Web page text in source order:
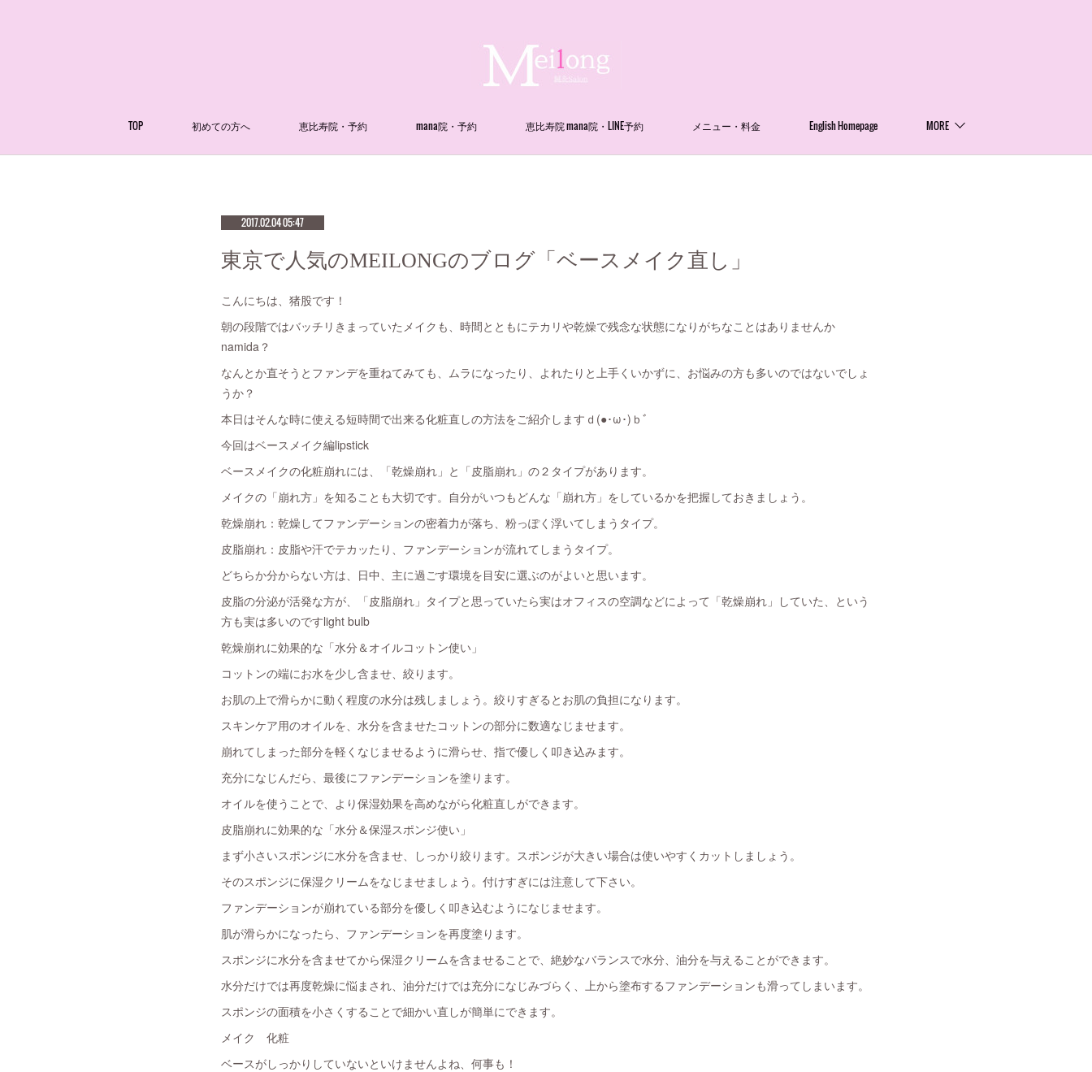
TOP 初めての方へ 恵比寿院・予約 mana院・予約 恵比寿院 mana院・LINE予約 メニュー・料金 English Homepage MORE
2017.02.04 05:47
東京で人気のMEILONGのブログ「ベースメイク直し」
こんにちは、猪股です！
朝の段階ではバッチリきまっていたメイクも、時間とともにテカリや乾燥で残念な状態になりがちなことはありませんか
namida？
なんとか直そうとファンデを重ねてみても、ムラになったり、よれたりと上手くいかずに、お悩みの方も多いのではないでしょ
うか？
本日はそんな時に使える短時間で出来る化粧直しの方法をご紹介しますｄ(●･ω･)ｂﾞ
今回はベースメイク編lipstick
ベースメイクの化粧崩れには、「乾燥崩れ」と「皮脂崩れ」の２タイプがあります。
メイクの「崩れ方」を知ることも大切です。自分がいつもどんな「崩れ方」をしているかを把握しておきましょう。
乾燥崩れ：乾燥してファンデーションの密着力が落ち、粉っぽく浮いてしまうタイプ。
皮脂崩れ：皮脂や汗でテカッたり、ファンデーションが流れてしまうタイプ。
どちらか分からない方は、日中、主に過ごす環境を目安に選ぶのがよいと思います。
皮脂の分泌が活発な方が、「皮脂崩れ」タイプと思っていたら実はオフィスの空調などによって「乾燥崩れ」していた、という
方も実は多いのですlight bulb
乾燥崩れに効果的な「水分＆オイルコットン使い」
コットンの端にお水を少し含ませ、絞ります。
お肌の上で滑らかに動く程度の水分は残しましょう。絞りすぎるとお肌の負担になります。
スキンケア用のオイルを、水分を含ませたコットンの部分に数適なじませます。
崩れてしまった部分を軽くなじませるように滑らせ、指で優しく叩き込みます。
充分になじんだら、最後にファンデーションを塗ります。
オイルを使うことで、より保湿効果を高めながら化粧直しができます。
皮脂崩れに効果的な「水分＆保湿スポンジ使い」
まず小さいスポンジに水分を含ませ、しっかり絞ります。スポンジが大きい場合は使いやすくカットしましょう。
そのスポンジに保湿クリームをなじませましょう。付けすぎには注意して下さい。
ファンデーションが崩れている部分を優しく叩き込むようになじませます。
肌が滑らかになったら、ファンデーションを再度塗ります。
スポンジに水分を含ませてから保湿クリームを含ませることで、絶妙なバランスで水分、油分を与えることができます。
水分だけでは再度乾燥に悩まされ、油分だけでは充分になじみづらく、上から塗布するファンデーションも滑ってしまいます。
スポンジの面積を小さくすることで細かい直しが簡単にできます。
メイク 化粧
ベースがしっかりしていないといけませんよね、何事も！